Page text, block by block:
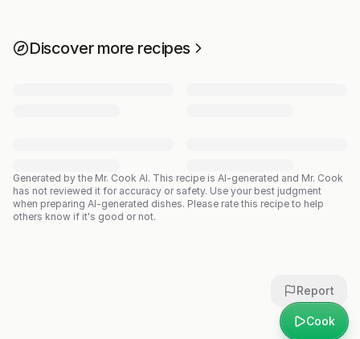
Cook
Discover more recipes
Generated by the Mr. Cook AI. This recipe is AI-generated and Mr. Cook
has not reviewed it for accuracy or safety. Use your best judgment
when preparing AI-generated dishes. Please rate this recipe to help
others know if it's good or not.
Report